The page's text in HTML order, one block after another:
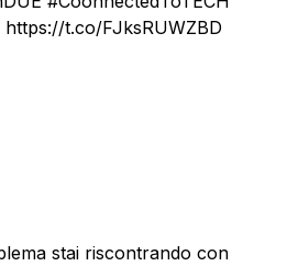
t.co/FJksRUWZBD
stai riscontrando con